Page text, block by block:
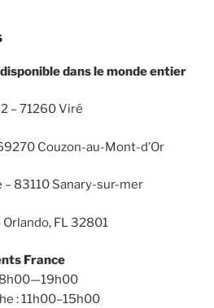
dans le monde entier
– 71260 Viré
Couzon-au-Mont-d’Or
– 83110 Sanary-sur-mer
FL 32801
France
8h00—19h00
: 11h00–15h00